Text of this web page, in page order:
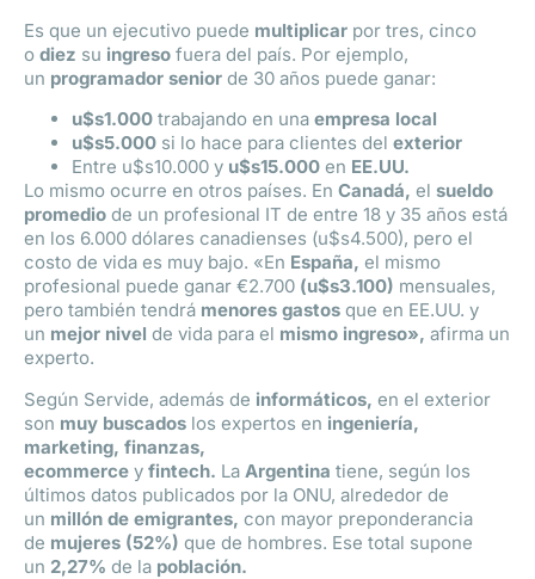
Es que un ejecutivo puede multiplicar por tres, cinco
o diez su ingreso fuera del país. Por ejemplo,
un programador senior de 30 años puede ganar:
u$s1.000 trabajando en una empresa local
u$s5.000 si lo hace para clientes del exterior
Entre u$s10.000 y u$s15.000 en EE.UU.
Lo mismo ocurre en otros países. En Canadá, el sueldo
promedio de un profesional IT de entre 18 y 35 años está
en los 6.000 dólares canadienses (u$s4.500), pero el
costo de vida es muy bajo. «En España, el mismo
profesional puede ganar €2.700 (u$s3.100) mensuales,
pero también tendrá menores gastos que en EE.UU. y
un mejor nivel de vida para el mismo ingreso», afirma un
experto.
Según Servide, además de informáticos, en el exterior
son muy buscados los expertos en ingeniería,
marketing, finanzas,
ecommerce y fintech. La Argentina tiene, según los
últimos datos publicados por la ONU, alrededor de
un millón de emigrantes, con mayor preponderancia
de mujeres (52%) que de hombres. Ese total supone
un 2,27% de la población.